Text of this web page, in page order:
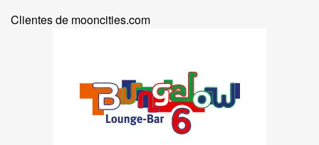
Clientes de mooncities.com